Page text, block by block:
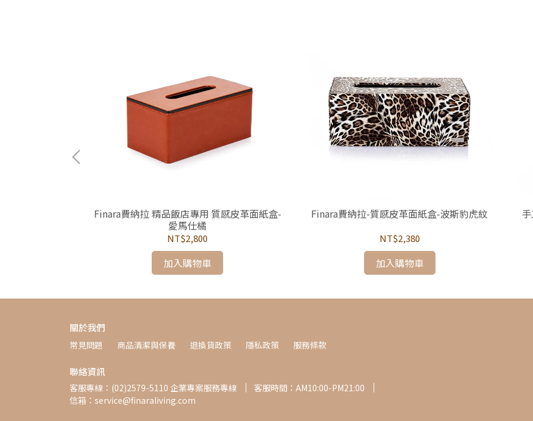
Finara費納拉 精品飯店專用 質感皮革面紙盒-
愛馬仕橘
NT$2,800
加入購物車
Finara費納拉-質感皮革面紙盒-波斯豹虎紋
NT$2,380
加入購物車
關於我們
常見問題 商品清潔與保養 退換貨政策 隱私政策 服務條款
聯絡資訊
客服專線：(02)2579-5110 企業專案服務專線
客服時間：AM10:00-PM21:00
信箱：service@finaraliving.com